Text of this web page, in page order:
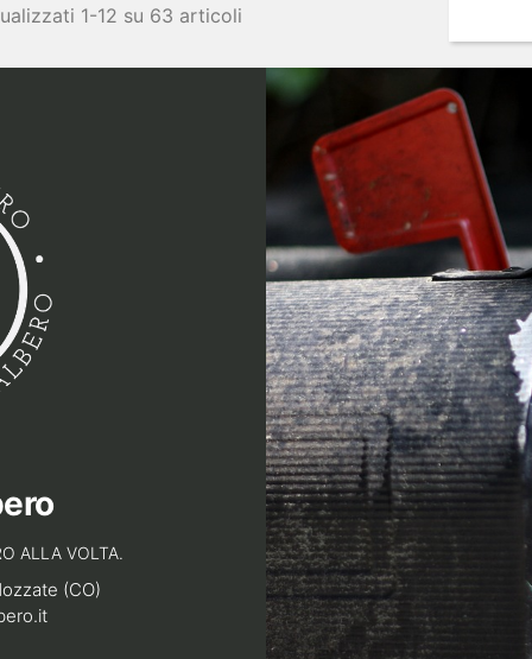
1-12 su 63 articoli
ALLA VOLTA.
(CO)